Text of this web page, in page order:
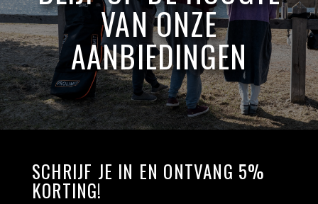
VAN ONZE
AANBIEDINGEN
SCHRIJF JE IN EN ONTVANG 5%
KORTING!